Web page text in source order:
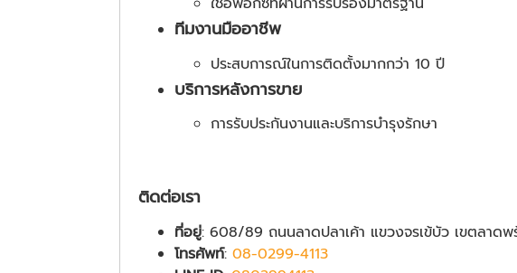
ทีมงานมืออาชีพ
ประสบการณ์ในการติดตั้งมากกว่า 10 ปี
บริการหลังการขาย
การรับประกันงานและบริการบำรุงรักษา
ติดต่อเรา
ที่อยู่: 608/89 ถนนลาดปลาเค้า แขวงจรเข้บัว เขตลาด
โทรศัพท์: 08-0299-4113